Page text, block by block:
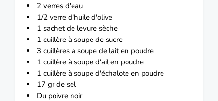
2 verres d'eau
1/2 verre d'huile d'olive
1 sachet de levure sèche
1 cuillère à soupe de sucre
3 cuillères à soupe de lait en poudre
1 cuillère à soupe d'ailen poudre
1 cuillère à soupe d'échalote en poudre
17 gr de sel
Du poivre noir